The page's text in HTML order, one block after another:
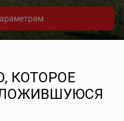
КОТОРОЕ